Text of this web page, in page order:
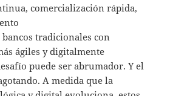
comercialización rápida,
tradicionales con
ágiles y digitalmente
puede ser abrumador. Y el
A medida que la